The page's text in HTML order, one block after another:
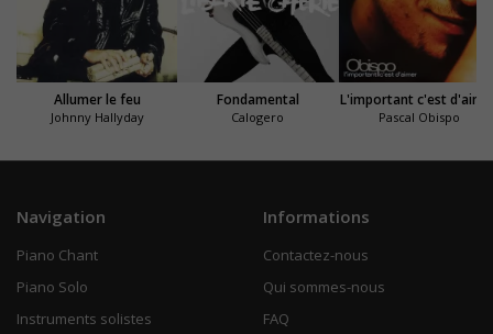
Allumer le feu
Johnny Hallyday
Fondamental
Calogero
L'important c'est
Pascal Obispo
Navigation
Piano Chant
Piano Solo
Instruments solistes
Informations
Contactez-nous
Qui sommes-nous
FAQ